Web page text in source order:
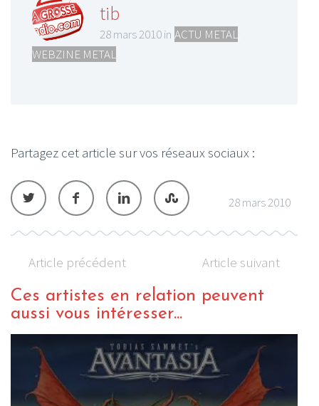
tib
28 mars 2010 in ACTU METAL
WEBZINE METAL
Partagez cet article sur vos réseaux sociaux :
28 mars 2010
Article précédent Article suivant
Ces artistes en relation peuvent
aussi vous intéresser...